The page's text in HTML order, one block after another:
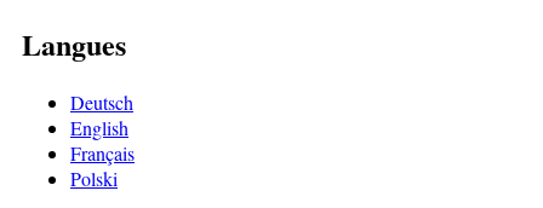
Langues
Deutsch
English
Français
Polski